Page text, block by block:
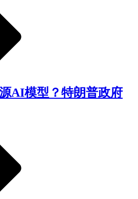
AI模型？特朗普政府